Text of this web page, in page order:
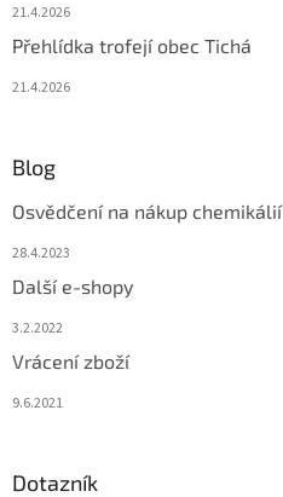
21.4.2026
Přehlídka trofejí obec Tichá
21.4.2026
Blog
Osvědčení na nákup chemikálií
28.4.2023
Další e-shopy
3.2.2022
Vrácení zboží
9.6.2021
Dotazník